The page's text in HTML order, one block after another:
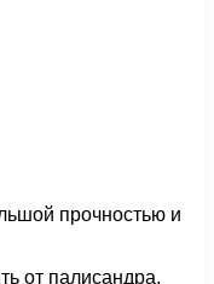
прочностью и
от палисандра,